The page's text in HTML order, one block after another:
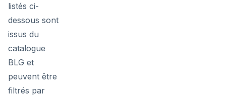
listés ci-
dessous sont
issus du
catalogue
BLG et
peuvent être
filtrés par